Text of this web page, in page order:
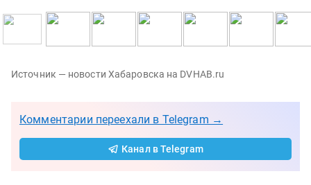
Источник — новости Хабаровска на DVHAB.ru
Комментарии переехали в Telegram →
Канал в Telegram